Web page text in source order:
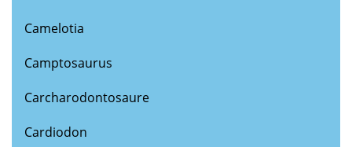
Camelotia
Camptosaurus
Carcharodontosaure
Cardiodon